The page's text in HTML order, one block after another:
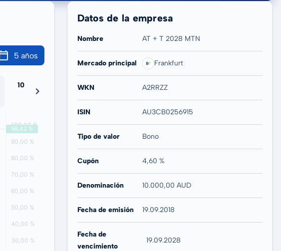
5 años
10 años 20 años
Datos de la empresa
Nombre AT + T 2028 MTN
Mercado principal Frankfurt
WKN A2RRZZ
ISIN AU3CB0256915
Tipo de valor Bono
Cupón 4,60 %
Denominación 10.000,00 AUD
Fecha de emisión 19.09.2018
Fecha de
vencimiento
19.09.2028